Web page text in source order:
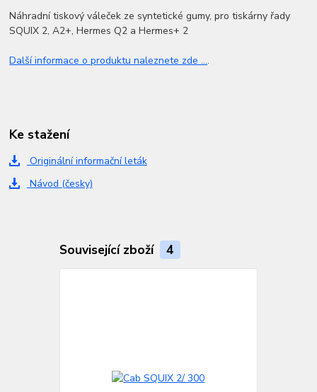
Náhradní tiskový váleček ze syntetické gumy, pro tiskárny řady
SQUIX 2, A2+, Hermes Q2 a Hermes+ 2
Další informace o produktu naleznete zde ....
Ke stažení
Originální informační leták
Návod (česky)
Související zboží 4